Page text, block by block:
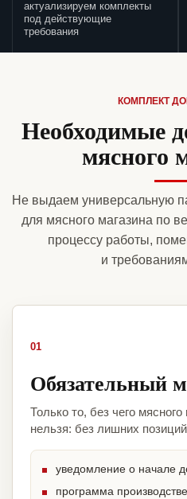
актуализируем комплекты
под действующие
требования
КОМПЛЕКТ
Необходимые
мясного
Не выдаем универсальную
для мясного магазина по
процессу работы,
и
01
Обязательный
Только то, без чего мясного
нельзя: без лишних
уведомление о начале
программа